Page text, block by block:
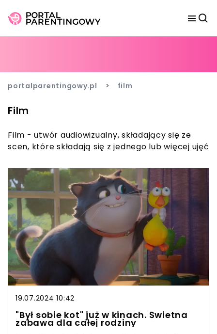
portalparentingowy.pl > film
Film
Film - utwór audiowizualny, składający się ze
scen, które składają się z jednego lub więcej ujęć
19.07.2024 10:42
"Był sobie kot" już w kinach. Świetna
zabawa dla całej rodziny